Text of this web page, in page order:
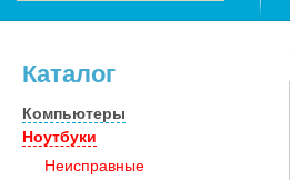
Каталог
Компьютеры
Ноутбуки
Неисправные